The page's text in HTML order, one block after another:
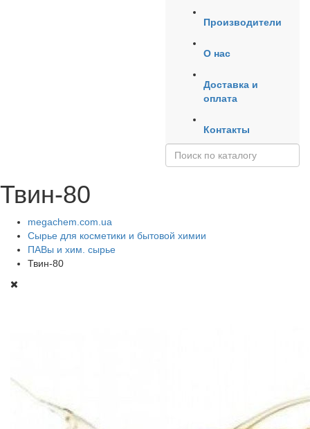
Производители
О нас
Доставка и
оплата
Контакты
Твин-80
megachem.com.ua
Сырье для косметики и бытовой химии
ПАВы и хим. сырье
Твин-80